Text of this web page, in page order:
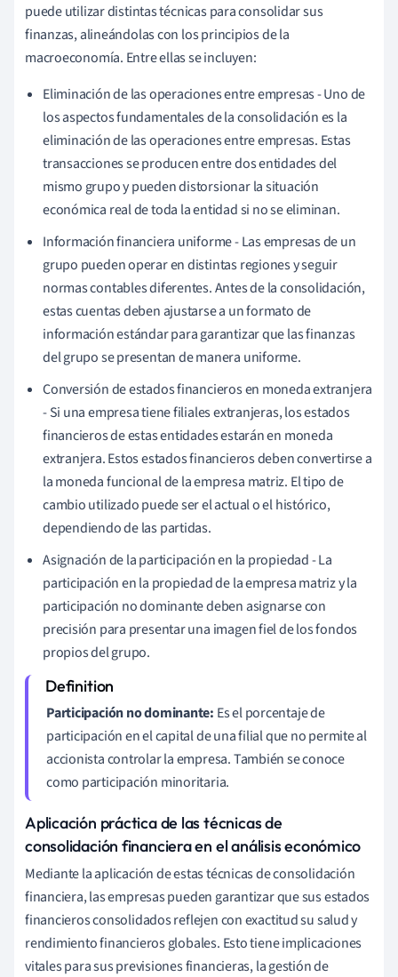
puede utilizar distintas técnicas para consolidar sus
finanzas, alineándolas con los principios de la
macroeconomía. Entre ellas se incluyen:
Eliminación de las operaciones entre empresas - Uno de
los aspectos fundamentales de la consolidación es la
eliminación de las operaciones entre empresas. Estas
transacciones se producen entre dos entidades del
mismo grupo y pueden distorsionar la situación
económica real de toda la entidad si no se eliminan.
Información financiera uniforme - Las empresas de un
grupo pueden operar en distintas regiones y seguir
normas contables diferentes. Antes de la consolidación,
estas cuentas deben ajustarse a un formato de
información estándar para garantizar que las finanzas
del grupo se presentan de manera uniforme.
Conversión de estados financieros en moneda extranjera
- Si una empresa tiene filiales extranjeras, los estados
financieros de estas entidades estarán en moneda
extranjera. Estos estados financieros deben convertirse a
la moneda funcional de la empresa matriz. El tipo de
cambio utilizado puede ser el actual o el histórico,
dependiendo de las partidas.
Asignación de la participación en la propiedad - La
participación en la propiedad de la empresa matriz y la
participación no dominante deben asignarse con
precisión para presentar una imagen fiel de los fondos
propios del grupo.
Participación no dominante: Es el porcentaje de
participación en el capital de una filial que no permite al
accionista controlar la empresa. También se conoce
como participación minoritaria.
Aplicación práctica de las técnicas de
consolidación financiera en el análisis económico
Mediante la aplicación de estas técnicas de consolidación
financiera, las empresas pueden garantizar que sus estados
financieros consolidados reflejen con exactitud su salud y
rendimiento financieros globales. Esto tiene implicaciones
vitales para sus previsiones financieras, la gestión de